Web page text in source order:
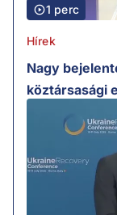
1 perc
Hírek
Nagy
köztársasági